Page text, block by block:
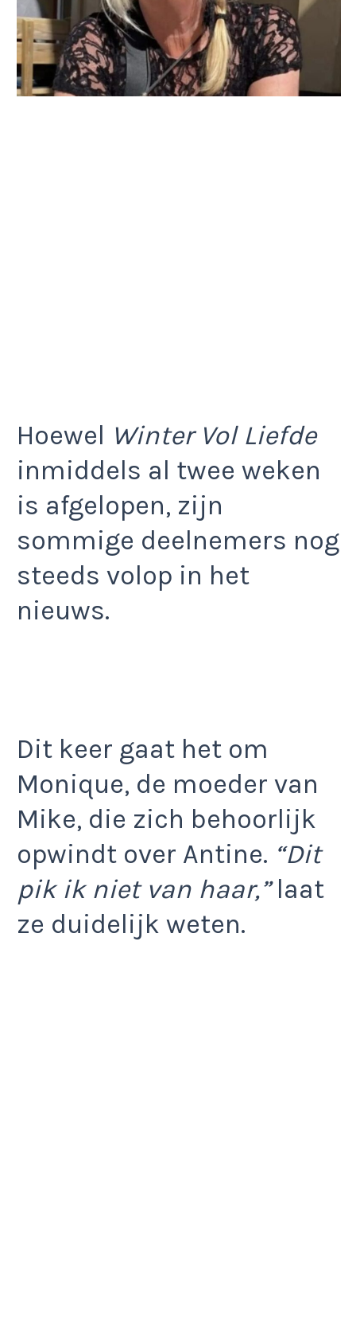
Hoewel Winter Vol Liefde
inmiddels al twee weken
is afgelopen, zijn
sommige deelnemers nog
steeds volop in het
nieuws.
Dit keer gaat het om
Monique, de moeder van
Mike, die zich behoorlijk
opwindt over Antine. “Dit
pik ik niet van haar,”laat
ze duidelijk weten.